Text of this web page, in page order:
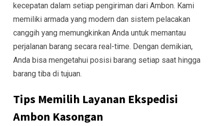
kecepatan dalam setiap pengiriman dari Ambon. Kami
memiliki armada yang modern dan sistem pelacakan
canggih yang memungkinkan Anda untuk memantau
perjalanan barang secara real-time. Dengan demikian,
Anda bisa mengetahui posisi barang setiap saat hingga
barang tiba di tujuan.
Tips Memilih Layanan Ekspedisi
Ambon Kasongan